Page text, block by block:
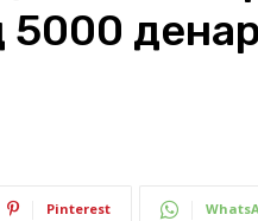
Pinterest